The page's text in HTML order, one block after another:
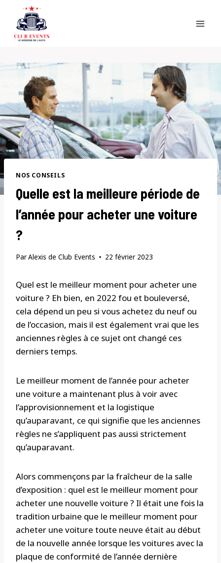
content
NOS CONSEILS
Quelle est la meilleure période de
l’année pour acheter une voiture
?
ParAlexis de Club Events 22 février 2023
Quel est le meilleur moment pour acheter une
voiture ? Eh bien, en 2022 fou et bouleversé,
cela dépend un peu si vous achetez du neuf ou
de l’occasion, mais il est également vrai que les
anciennes règles à ce sujet ont changé ces
derniers temps.
Le meilleur moment de l’année pour acheter
une voiture a maintenant plus à voir avec
l’approvisionnement et la logistique
qu’auparavant, ce qui signifie que les anciennes
règles ne s’appliquent pas aussi strictement
qu’auparavant.
Alors commençons par la fraîcheur de la salle
d’exposition : quel est le meilleur moment pour
acheter une nouvelle voiture ? Il était une fois la
tradition urbaine que le meilleur moment pour
acheter une voiture toute neuve était au début
de la nouvelle année lorsque les voitures avec la
plaque de conformité de l’année dernière